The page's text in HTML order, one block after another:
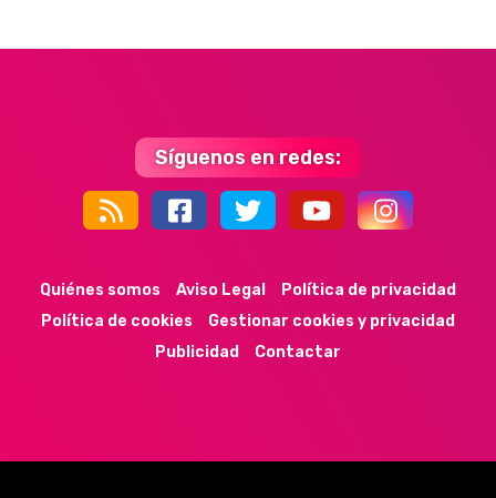
Síguenos en redes:
Quiénes somos Aviso Legal
Política de privacidad
Política de cookies
Gestionar cookies y privacidad
Publicidad
Contactar